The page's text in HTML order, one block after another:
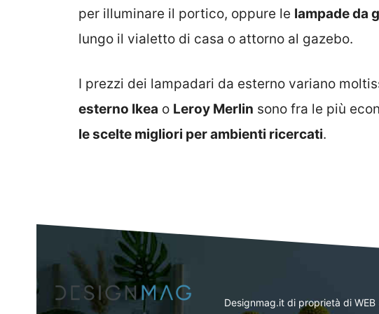
per illuminare il portico, oppure le lampade da
lungo il vialetto di casa o attorno al gazebo.
I prezzi dei lampadari da esterno variano
esterno Ikea o Leroy Merlin sono fra le più
le scelte migliori per ambienti ricercati.
Designmag.it di proprietà di